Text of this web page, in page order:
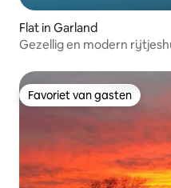
Flat in Garland
Gezellig en modern
Favoriet van gasten
Favoriet van gasten